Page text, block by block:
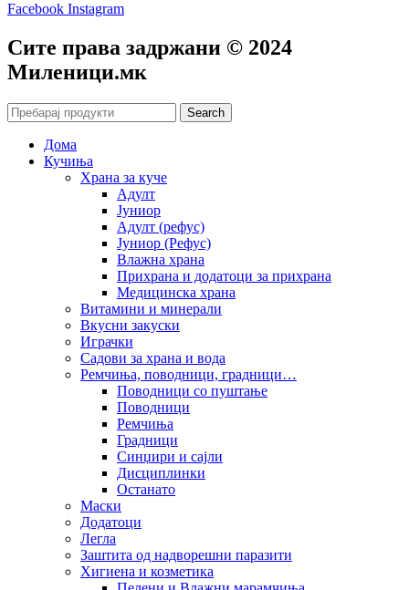
Facebook Instagram
Сите права задржани © 2024
Mиленици.мк
Search
Дома
Кучиња
Храна за куче
Адулт
Јуниор
Адулт (рефус)
Јуниор (Рефус)
Влажна храна
Прихрана и додатоци за прихрана
Медицинска храна
Витамини и минерали
Вкусни закуски
Играчки
Садови за храна и вода
Ремчиња, поводници, градници…
Поводници со пуштање
Поводници
Ремчиња
Градници
Синџири и сајли
Дисциплинки
Останато
Маски
Додатоци
Легла
Заштита од надворешни паразити
Хигиена и козметика